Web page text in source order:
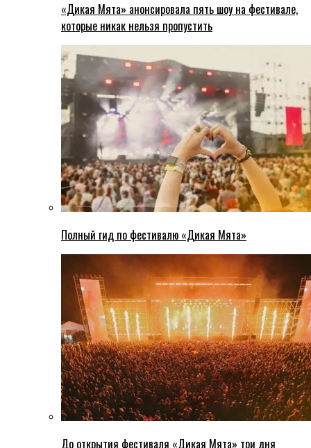
«Дикая Мята» анонсировала пять шоу на фестивале,
которые никак нельзя пропустить
Полный гид по фестивалю «Дикая Мята»
До открытия фестиваля «Дикая Мята» три дня